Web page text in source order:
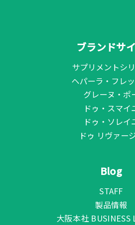
ブランドサ
サプリメントシ
ヘパーラ・フレ
グレーヌ・ポ
ドゥ・スマイ
ドゥ・ソレイ
ドゥ リヴァー
Blog
STAFF
製品情報
大阪本社 BUSINESS